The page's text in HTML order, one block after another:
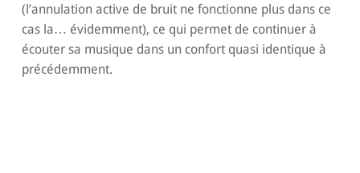
(l’annulation active de bruit ne fonctionne plus dans ce
cas la… évidemment), ce qui permet de continuer à
écouter sa musique dans un confort quasi identique à
précédemment.